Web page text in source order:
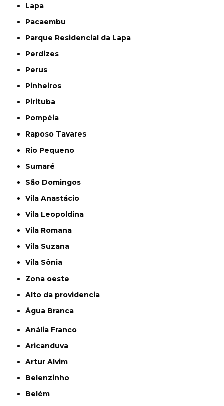
Lapa
Pacaembu
Parque Residencial da Lapa
Perdizes
Perus
Pinheiros
Pirituba
Pompéia
Raposo Tavares
Rio Pequeno
Sumaré
São Domingos
Vila Anastácio
Vila Leopoldina
Vila Romana
Vila Suzana
Vila Sônia
Zona oeste
alto da providencia
Água Branca
Anália Franco
Aricanduva
Artur Alvim
Belenzinho
Belém